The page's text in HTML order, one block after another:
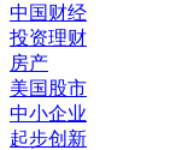
中国财经
投资理财
房产
美国股市
中小企业
起步创新